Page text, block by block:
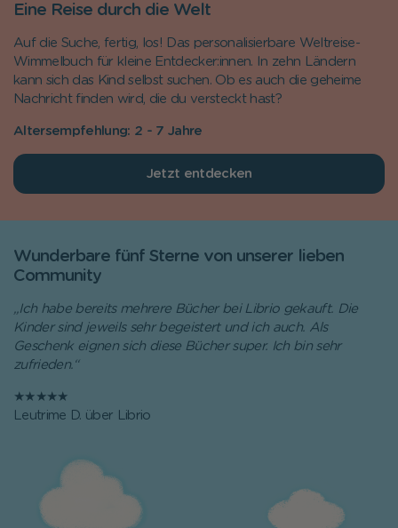
Eine Reise durch die Welt
Auf die Suche, fertig, los! Das personalisierbare Weltreise-
Wimmelbuch für kleine Entdecker:innen. In zehn Ländern
kann sich das Kind selbst suchen. Ob es auch die geheime
Nachricht finden wird, die du versteckt hast?
Altersempfehlung: 2 - 7 Jahre
Jetzt entdecken
Wunderbare fünf Sterne von unserer lieben
Community
„Ich habe bereits mehrere Bücher bei Librio gekauft. Die
Kinder sind jeweils sehr begeistert und ich auch. Als
Geschenk eignen sich diese Bücher super. Ich bin sehr
zufrieden.“
★★★★★
Leutrime D. über Librio